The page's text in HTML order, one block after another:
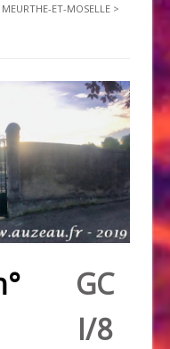
ET-MOSELLE >
GC
I/8